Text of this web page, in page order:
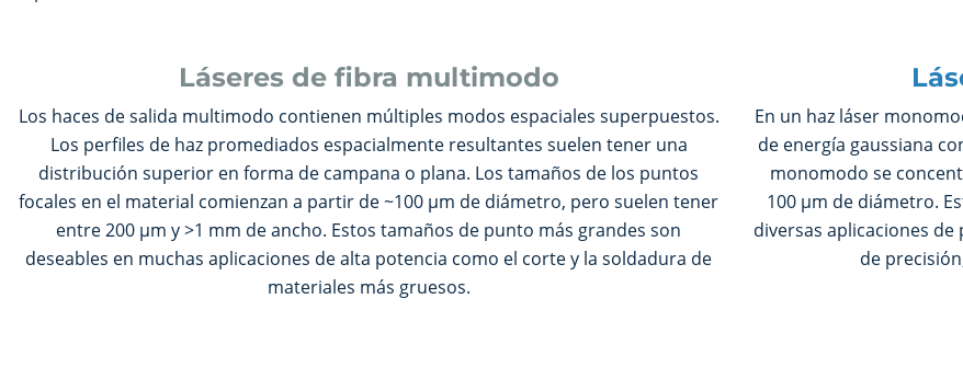
Láseres de fibra multimodo
Los haces de salida multimodo contienen múltiples modos espaciales superpuestos.
Los perfiles de haz promediados espacialmente resultantes suelen tener una
distribución superior en forma de campana o plana. Los tamaños de los puntos
focales en el material comienzan a partir de ~100 µm de diámetro, pero suelen tener
entre 200 µm y >1 mm de ancho. Estos tamaños de punto más grandes son
deseables en muchas aplicaciones de alta potencia como el corte y la soldadura de
materiales más gruesos.
En un haz láser
de energía gaussiana
monomodo se
100 µm de diámetro.
diversas aplicaciones
de